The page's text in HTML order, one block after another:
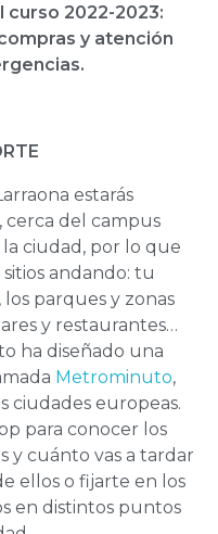
curso 2022-2023:
y atención
estarás
del campus
ciudad, por lo que
sitios andando: tu
parques y zonas
y restaurantes…
ha diseñado una
Metrominuto,
ciudades europeas.
para conocer los
y cuánto vas a tardar
ellos o fijarte en los
en distintos puntos